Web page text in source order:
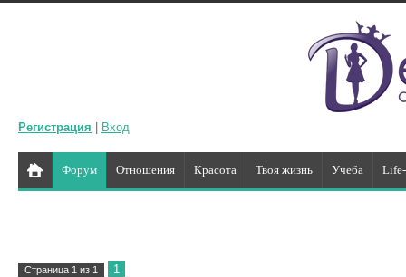
Регистрация Вход
Форум Отношения Красота Твоя жизнь Учеба
Страница 1 из 1
1